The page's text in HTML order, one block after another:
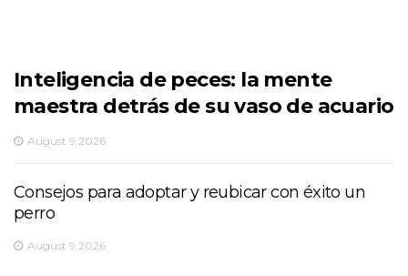
Inteligencia de peces: la mente
maestra detrás de su vaso de acuario
August 9,2026
Consejos para adoptar y reubicar con éxito un
perro
August 9,2026